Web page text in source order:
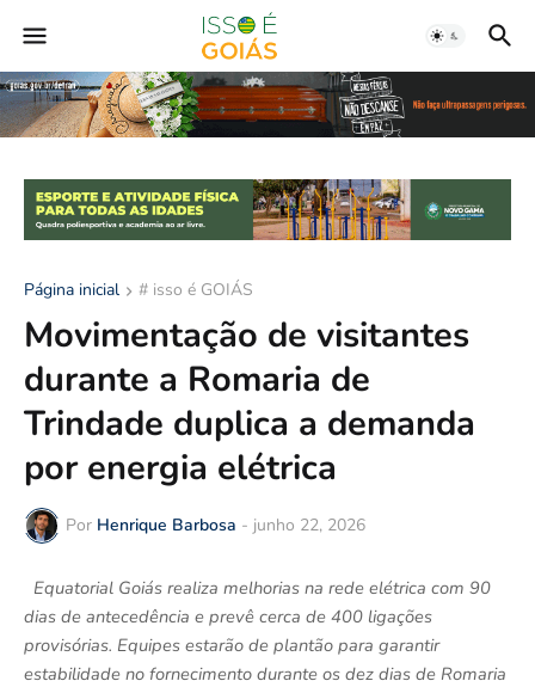
Página inicial # isso é GOIÁS
Movimentação de visitantes
durante a Romaria de
Trindade duplica a demanda
por energia elétrica
Por Henrique Barbosa - junho 22, 2026
Equatorial Goiás realiza melhorias na rede elétrica com 90
dias de antecedência e prevê cerca de 400 ligações
provisórias. Equipes estarão de plantão para garantir
estabilidade no fornecimento durante os dez dias de Romaria